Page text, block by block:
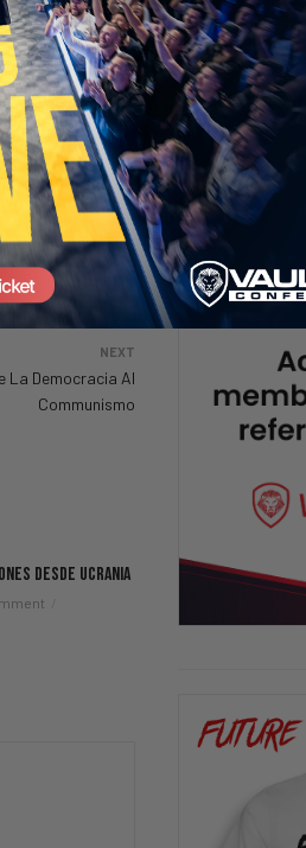
NEXT
La Democracia Al
Communismo
Desde Ucrania
SEAT